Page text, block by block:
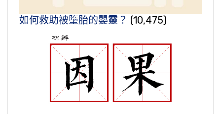
如何救助被墮胎的嬰靈？ (10,475)